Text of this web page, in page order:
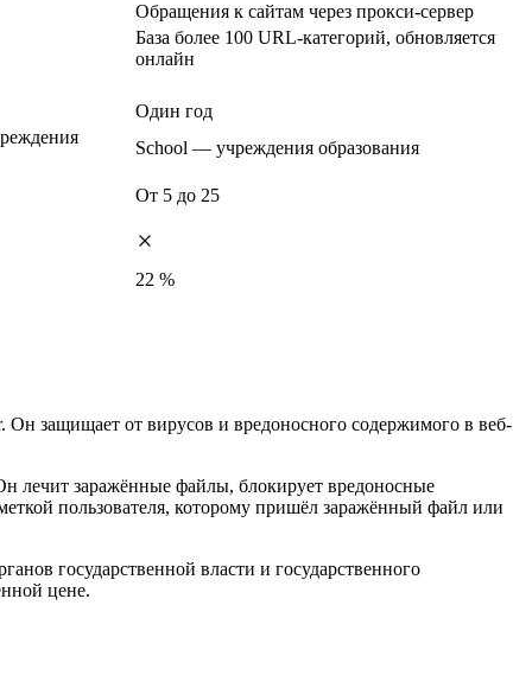
Обращения к сайтам через прокси-сервер
База более 100 URL-категорий, обновляется
онлайн
Один год
School — учреждения образования
От 5 до 25
22 %
защищает от вирусов и вредоносного содержимого в веб-
лечит заражённые файлы, блокирует вредоносные
пользователя, которому пришёл заражённый файл или
государственной власти и государственного
цене.